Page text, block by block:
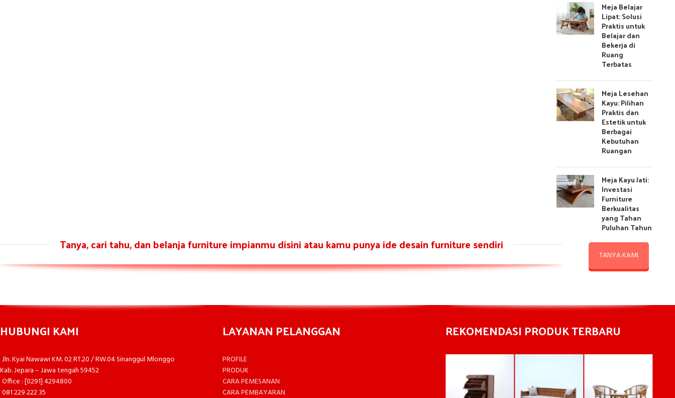
Meja Belajar
Lipat: Solusi
Praktis untuk
Belajar dan
Bekerja di
Ruang
Terbatas
Meja Lesehan
Kayu: Pilihan
Praktis dan
Estetik untuk
Berbagai
Kebutuhan
Ruangan
Meja Kayu Jati:
Investasi
Furniture
Berkualitas
yang Tahan
Puluhan Tahun
Tanya, cari tahu, dan belanja furniture impianmu disini atau kamu punya ide desain furniture sendiri
TANYA KAMI
HUBUNGI KAMI
Jln. Kyai Nawawi KM. 02 RT.20 / RW.04 Sinanggul Mlonggo
Kab. Jepara – Jawa tengah 59452
Office : [0291] 4294800
081 229 222 35
LAYANAN PELANGGAN
PROFILE
PRODUK
CARA PEMESANAN
CARA PEMBAYARAN
REKOMENDASI PRODUK TERBARU